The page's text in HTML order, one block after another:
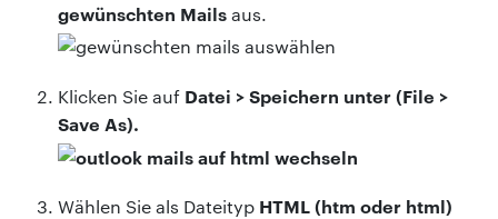
gewünschten Mailsaus.
Klicken Sie auf Datei > Speichern unter (File >
Save As).
Wählen Sie als Dateityp HTML (htm oder html)